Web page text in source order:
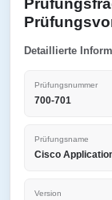
Detaillierte
Prüfungsnummer
700-701
Prüfungsname
Cisco
Version